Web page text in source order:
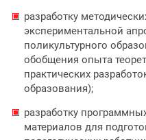
разработку
экспериментальной
поликультурного
обобщения опыта
практических
образования);
разработку
материалов для